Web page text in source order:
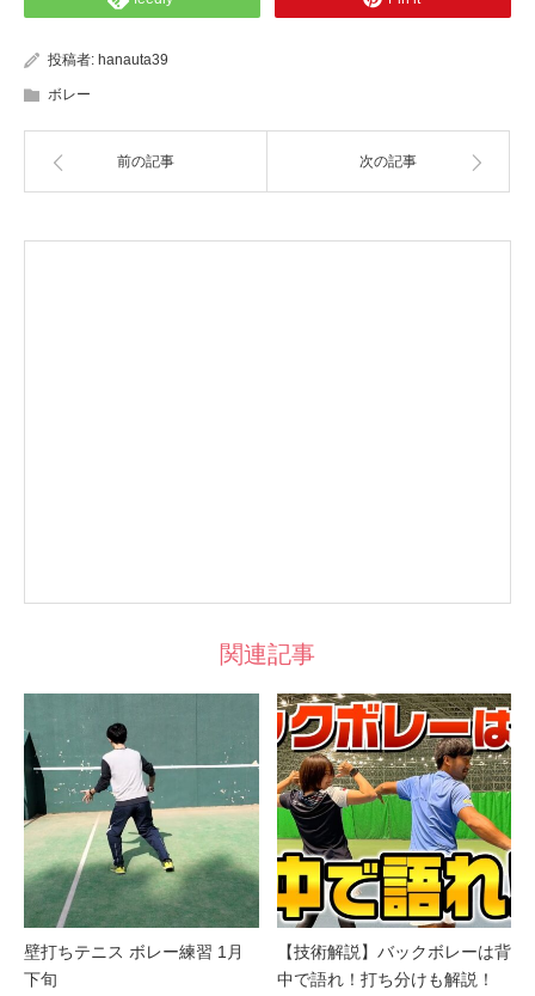
投稿者: hanauta39
ボレー
前の記事 次の記事
関連記事
壁打ちテニス ボレー練習 1月
下旬
【技術解説】バックボレーは背
中で語れ！打ち分けも解説！